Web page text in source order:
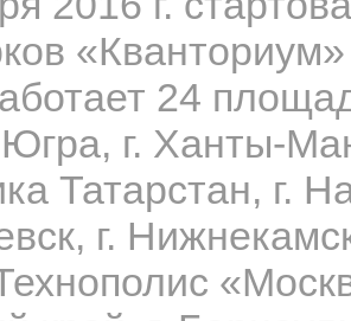
24
г. Ханты-
Татарстан, г.
г.